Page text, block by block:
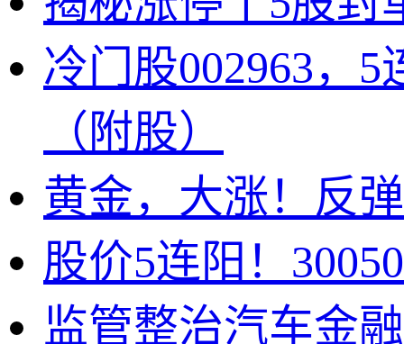
冷门股002963，
（附股）
黄金，大涨！反
股价5连阳！
监管整治汽车金